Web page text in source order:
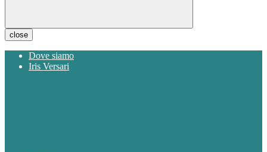
close
Dove siamo
Iris Versari